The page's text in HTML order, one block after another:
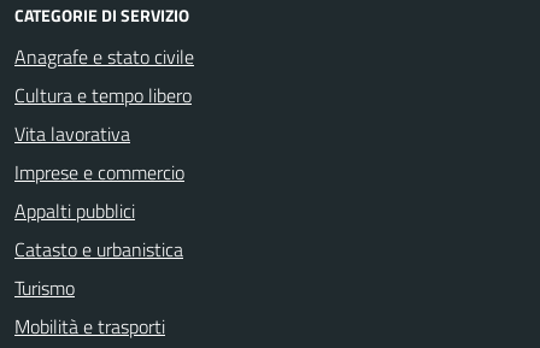
CATEGORIE DI SERVIZIO
Anagrafe e stato civile
Cultura e tempo libero
Vita lavorativa
Imprese e commercio
Appalti pubblici
Catasto e urbanistica
Turismo
Mobilità e trasporti